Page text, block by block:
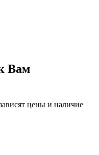
Вам
цены и наличие